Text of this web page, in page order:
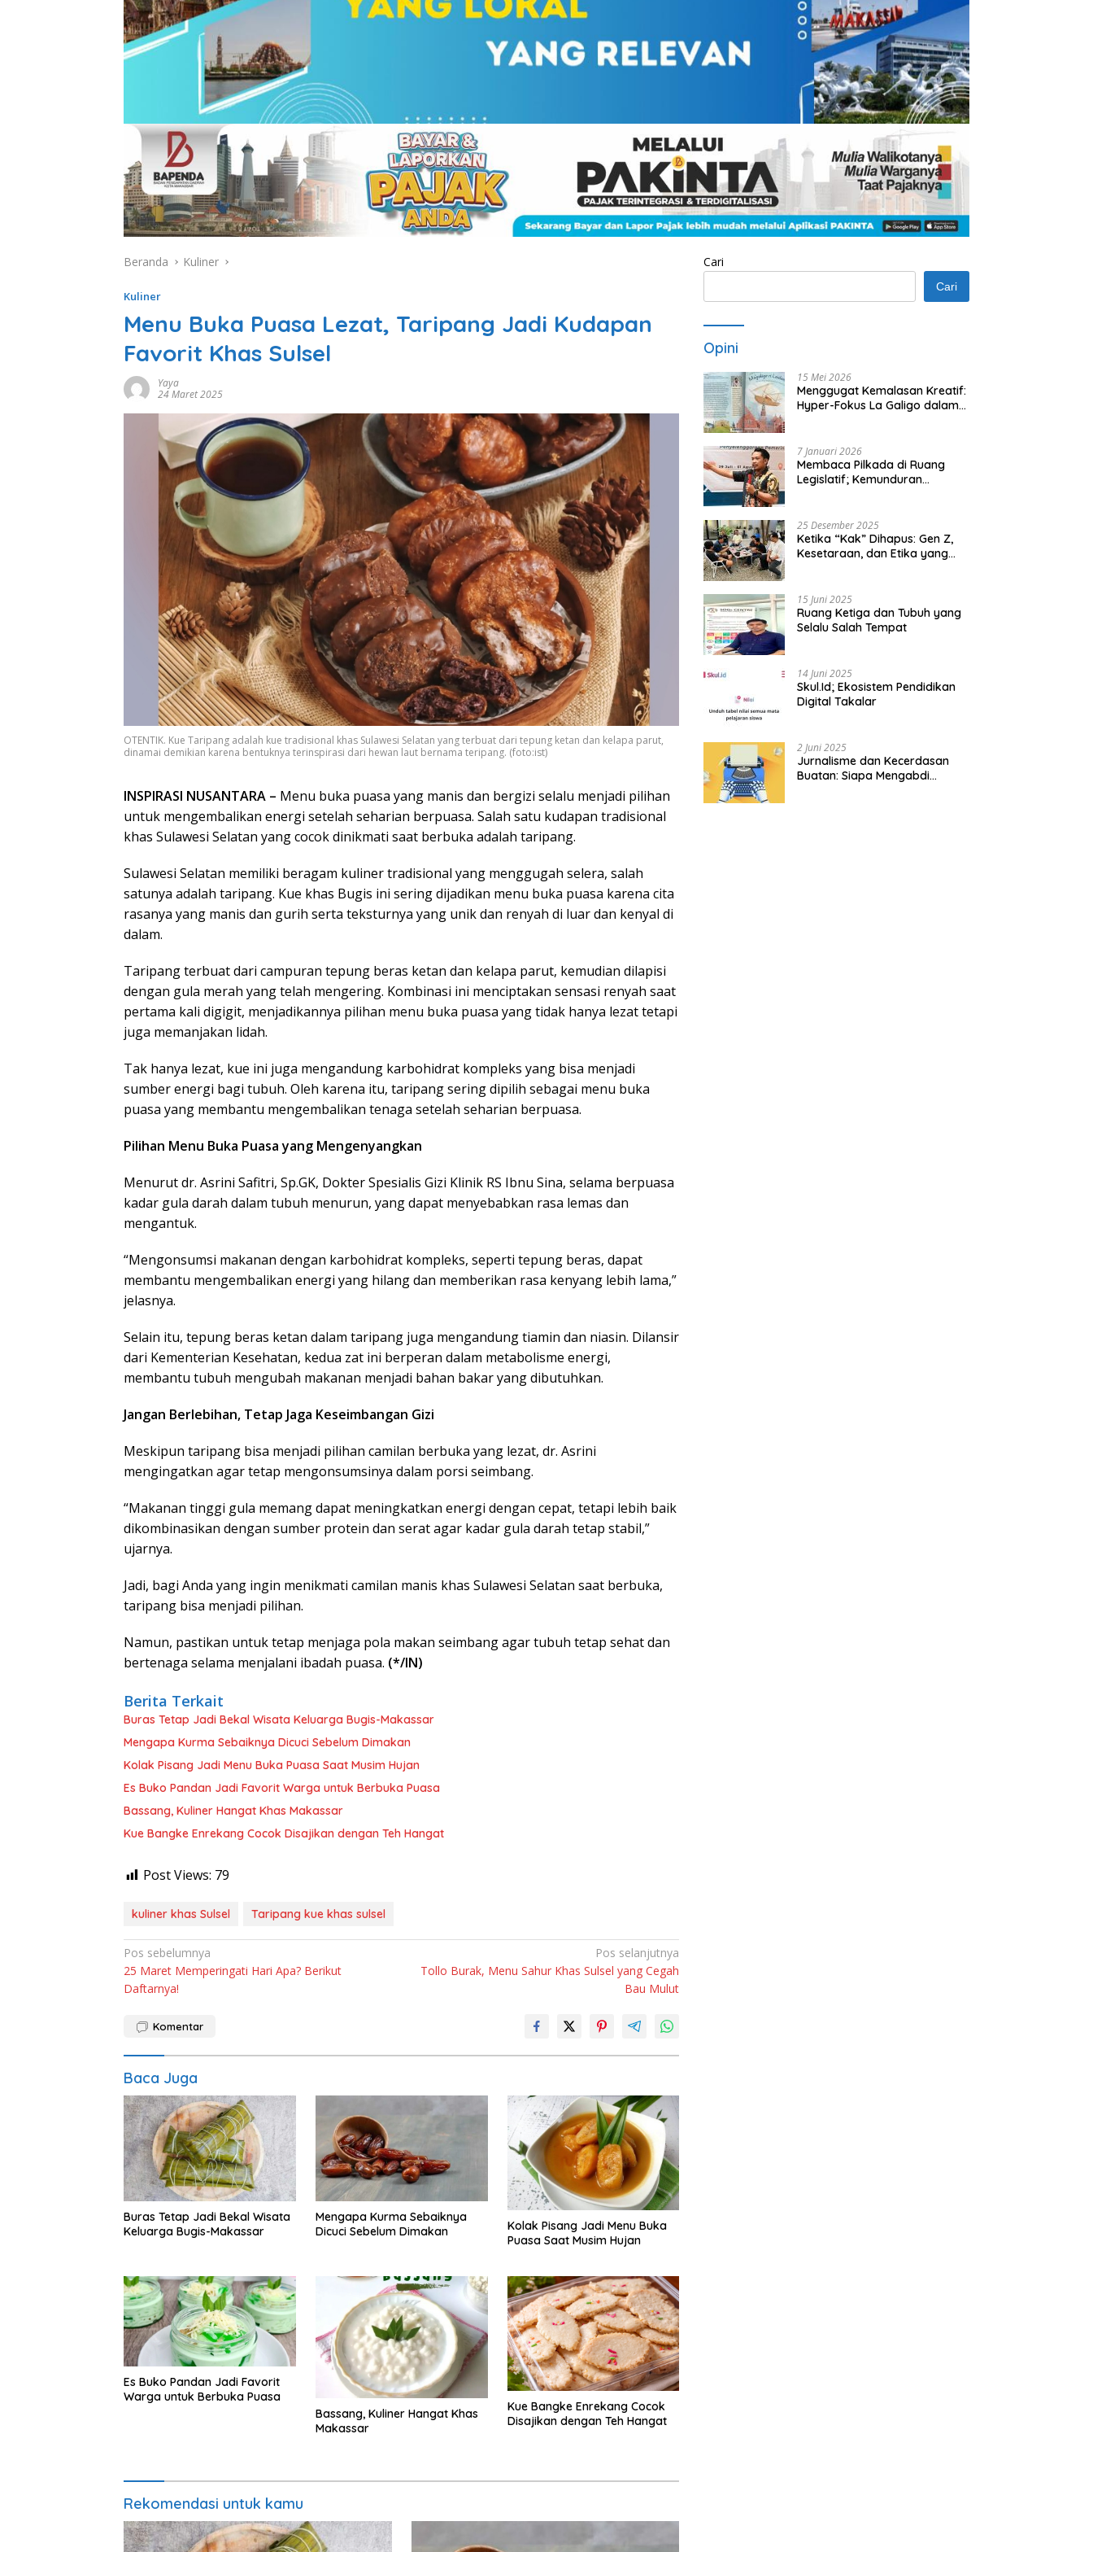
Beranda Kuliner
Kuliner
Menu Buka Puasa Lezat, Taripang Jadi Kudapan
Favorit Khas Sulsel
Yaya
24 Maret 2025
OTENTIK. Kue Taripang adalah kue tradisional khas Sulawesi Selatan yang terbuat dari tepung ketan dan kelapa parut,
dinamai demikian karena bentuknya terinspirasi dari hewan laut bernama teripang. (foto:ist)
INSPIRASI NUSANTARA – Menu buka puasa yang manis dan bergizi selalu menjadi pilihan
untuk mengembalikan energi setelah seharian berpuasa. Salah satu kudapan tradisional
khas Sulawesi Selatan yang cocok dinikmati saat berbuka adalah taripang.
Sulawesi Selatan memiliki beragam kuliner tradisional yang menggugah selera, salah
satunya adalah taripang. Kue khas Bugis ini sering dijadikan menu buka puasa karena cita
rasanya yang manis dan gurih serta teksturnya yang unik dan renyah di luar dan kenyal di
dalam.
Taripang terbuat dari campuran tepung beras ketan dan kelapa parut, kemudian dilapisi
dengan gula merah yang telah mengering. Kombinasi ini menciptakan sensasi renyah saat
pertama kali digigit, menjadikannya pilihan menu buka puasa yang tidak hanya lezat tetapi
juga memanjakan lidah.
Tak hanya lezat, kue ini juga mengandung karbohidrat kompleks yang bisa menjadi
sumber energi bagi tubuh. Oleh karena itu, taripang sering dipilih sebagai menu buka
puasa yang membantu mengembalikan tenaga setelah seharian berpuasa.
Pilihan Menu Buka Puasa yang Mengenyangkan
Menurut dr. Asrini Safitri, Sp.GK, Dokter Spesialis Gizi Klinik RS Ibnu Sina, selama berpuasa
kadar gula darah dalam tubuh menurun, yang dapat menyebabkan rasa lemas dan
mengantuk.
“Mengonsumsi makanan dengan karbohidrat kompleks, seperti tepung beras, dapat
membantu mengembalikan energi yang hilang dan memberikan rasa kenyang lebih lama,”
jelasnya.
Selain itu, tepung beras ketan dalam taripang juga mengandung tiamin dan niasin. Dilansir
dari Kementerian Kesehatan, kedua zat ini berperan dalam metabolisme energi,
membantu tubuh mengubah makanan menjadi bahan bakar yang dibutuhkan.
Jangan Berlebihan, Tetap Jaga Keseimbangan Gizi
Meskipun taripang bisa menjadi pilihan camilan berbuka yang lezat, dr. Asrini
mengingatkan agar tetap mengonsumsinya dalam porsi seimbang.
“Makanan tinggi gula memang dapat meningkatkan energi dengan cepat, tetapi lebih baik
dikombinasikan dengan sumber protein dan serat agar kadar gula darah tetap stabil,”
ujarnya.
Jadi, bagi Anda yang ingin menikmati camilan manis khas Sulawesi Selatan saat berbuka,
taripang bisa menjadi pilihan.
Namun, pastikan untuk tetap menjaga pola makan seimbang agar tubuh tetap sehat dan
bertenaga selama menjalani ibadah puasa. (*/IN)
Berita Terkait
Buras Tetap Jadi Bekal Wisata Keluarga Bugis-Makassar
Mengapa Kurma Sebaiknya Dicuci Sebelum Dimakan
Kolak Pisang Jadi Menu Buka Puasa Saat Musim Hujan
Es Buko Pandan Jadi Favorit Warga untuk Berbuka Puasa
Bassang, Kuliner Hangat Khas Makassar
Kue Bangke Enrekang Cocok Disajikan dengan Teh Hangat
Post Views: 79
kuliner khas Sulsel Taripang kue khas sulsel
Navigasi
pos
Pos sebelumnya
25 Maret Memperingati Hari Apa? Berikut
Daftarnya!
Pos selanjutnya
Tollo Burak, Menu Sahur Khas Sulsel yang Cegah
Bau Mulut
Komentar
Baca Juga
Buras Tetap Jadi Bekal Wisata
Keluarga Bugis-Makassar
Mengapa Kurma Sebaiknya
Dicuci Sebelum Dimakan
Kolak Pisang Jadi Menu Buka
Puasa Saat Musim Hujan
Es Buko Pandan Jadi Favorit
Warga untuk Berbuka Puasa
Bassang, Kuliner Hangat Khas
Makassar
Kue Bangke Enrekang Cocok
Disajikan dengan Teh Hangat
Rekomendasi untuk kamu
Cari
Cari
Opini
15 Mei 2026
Menggugat Kemalasan Kreatif:
Hyper-Fokus La Galigo dalam
7 Januari 2026
Membaca Pilkada di Ruang
Legislatif; Kemunduran
25 Desember 2025
Ketika “Kak” Dihapus: Gen Z,
Kesetaraan, dan Etika yang
15 Juni 2025
Ruang Ketiga dan Tubuh yang
Selalu Salah Tempat
14 Juni 2025
Skul.Id; Ekosistem Pendidikan
Digital Takalar
2 Juni 2025
Jurnalisme dan Kecerdasan
Buatan: Siapa Mengabdi